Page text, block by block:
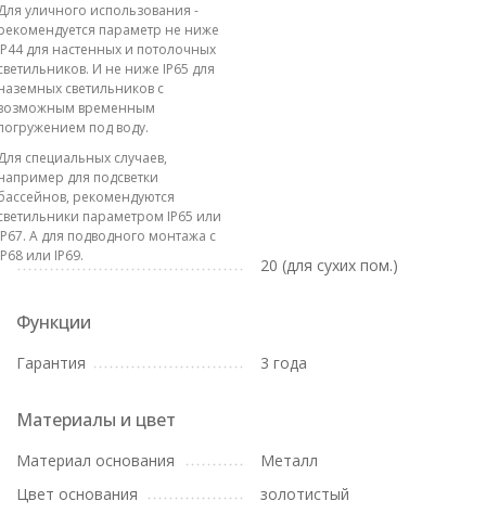
уличного использования -
параметр не ниже
для настенных и потолочных
И не ниже IP65 для
светильников с
временным
под воду.
специальных случаев,
для подсветки
рекомендуются
параметром IP65 или
А для подводного монтажа с
или IP69.
20 (для сухих пом.)
Функции
Гарантия 3 года
Материалы и цвет
Материал основания
Металл
Цвет основания
золотистый